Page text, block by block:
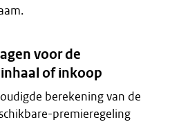
voor de
of inkoop
berekening van de
premieregeling